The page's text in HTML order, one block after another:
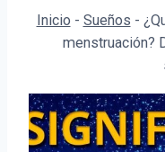
Inicio - Sueños -
menstruación?